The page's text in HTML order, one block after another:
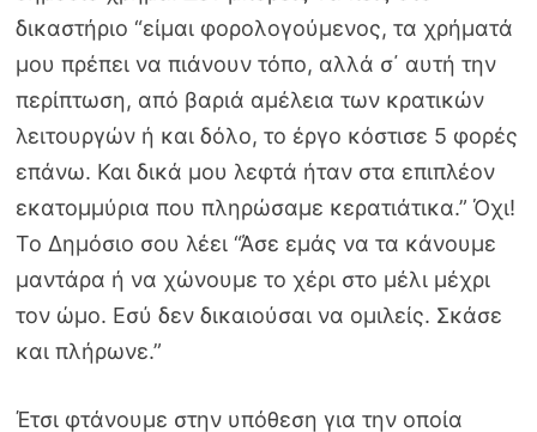
δικαστήριο “είμαι φορολογούμενος, τα χρήματά
μου πρέπει να πιάνουν τόπο, αλλά σ΄ αυτή την
περίπτωση, από βαριά αμέλεια των κρατικών
λειτουργών ή και δόλο, το έργο κόστισε 5 φορές
επάνω. Και δικά μου λεφτά ήταν στα επιπλέον
εκατομμύρια που πληρώσαμε κερατιάτικα.” Όχι!
Το Δημόσιο σου λέει “Άσε εμάς να τα κάνουμε
μαντάρα ή να χώνουμε το χέρι στο μέλι μέχρι
τον ώμο. Εσύ δεν δικαιούσαι να ομιλείς. Σκάσε
και πλήρωνε.”
Έτσι φτάνουμε στην υπόθεση για την οποία